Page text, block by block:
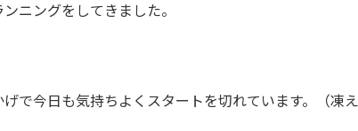
ニングをしてきました。
で今日も気持ちよくスタートを切れています。（凍え